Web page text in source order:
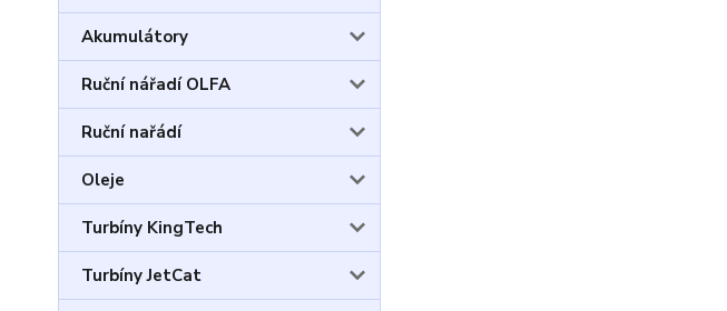
Akumulátory
Ruční nářadí OLFA
Ruční nařádí
Oleje
Turbíny KingTech
Turbíny JetCat